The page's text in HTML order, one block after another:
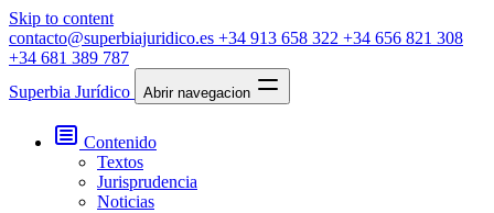
Skip to content
contacto@superbiajuridico.es +34 913 658 322 +34 656 821 308
+34 681 389 787
Superbia Jurídico
Abrir navegacion
Contenido
Textos
Jurisprudencia
Noticias